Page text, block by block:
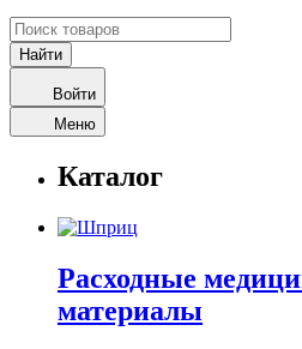
Войти
Меню
Каталог
Расходные
материалы